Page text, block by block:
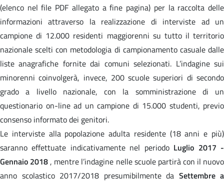
(elenco nel file PDF allegato a fine pagina) per la raccolta delle
informazioni attraverso la realizzazione di interviste ad un
campione di 12.000 residenti maggiorenni su tutto il territorio
nazionale scelti con metodologia di campionamento casuale dalle
liste anagrafiche fornite dai comuni selezionati. L’indagine sui
minorenni coinvolgerà, invece, 200 scuole superiori di secondo
grado a livello nazionale, con la somministrazione di un
questionario on-line ad un campione di 15.000 studenti, previo
consenso informato dei genitori.
Le interviste alla popolazione adulta residente (18 anni e più)
saranno effettuate indicativamente nel periodo Luglio 2017 -
Gennaio 2018 , mentre l’indagine nelle scuole partirà con il nuovo
anno scolastico 2017/2018 presumibilmente da Settembre a